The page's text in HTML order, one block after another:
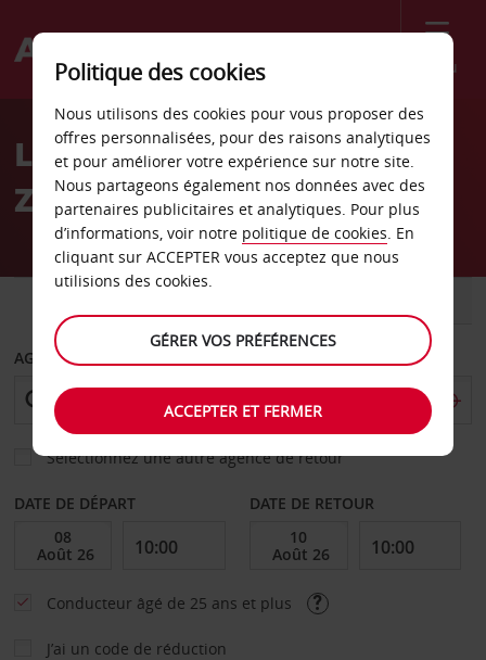
Menu
Welcome
AvisLocation de voiture
Zandvoort
AGENCE DE DÉPART
Sélectionnez une autre agence de retour
DATE DE DÉPART DATE DE RETOUR
Conducteur âgé de 25 ans et plus
J’ai un code de réduction
Politique des cookies
Nous utilisons des cookies pour vous proposer des
offres personnalisées, pour des raisons analytiques
et pour améliorer votre expérience sur notre site.
Nous partageons également nos données avec des
partenaires publicitaires et analytiques. Pour plus
d’informations, voir notre politique de cookies. En
cliquant sur ACCEPTER vous acceptez que nous
utilisions des cookies.
GÉRER VOS PRÉFÉRENCES
ACCEPTER ET FERMER